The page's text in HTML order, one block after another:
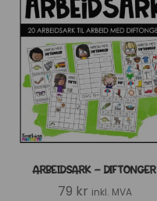
ARBEIDSARK – DIFTONGER
79 kr inkl. MVA